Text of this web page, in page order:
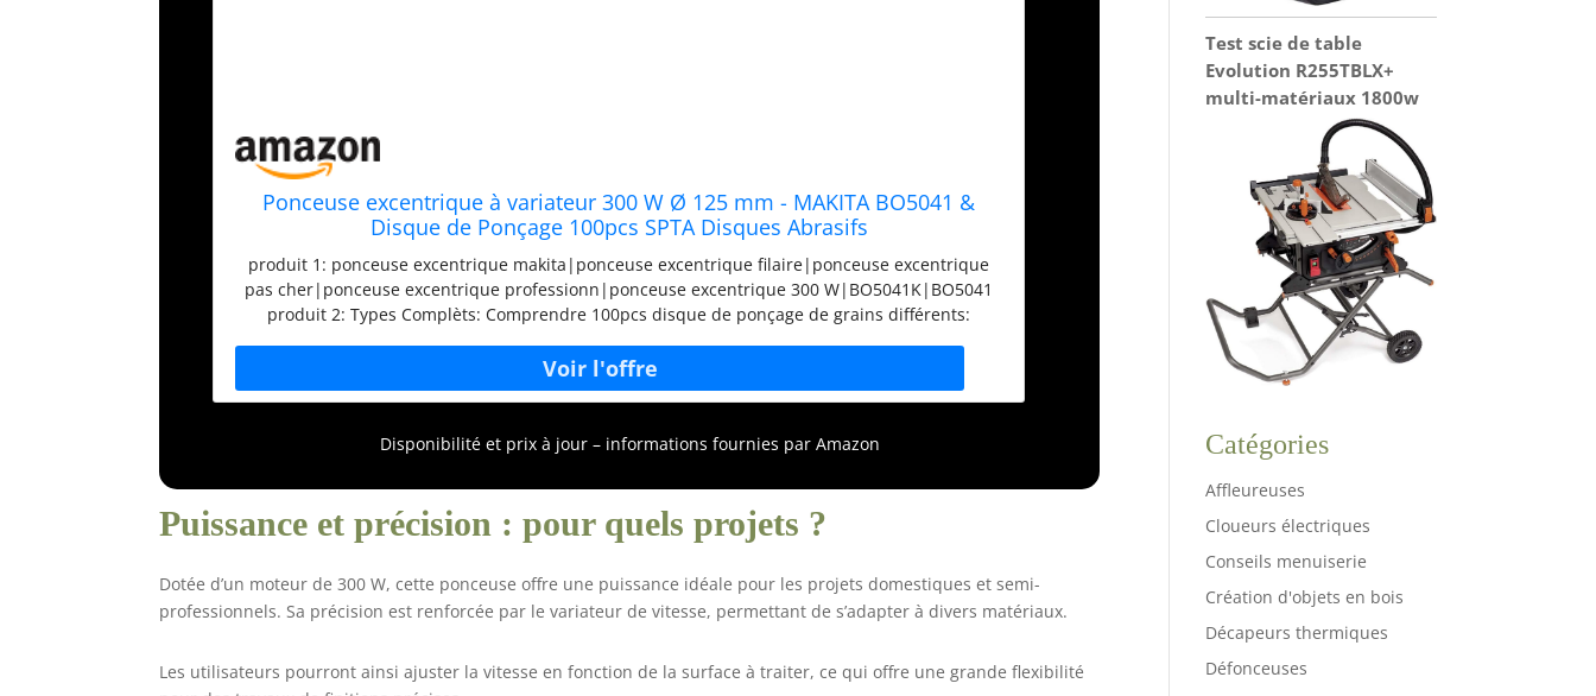
Ponceuse excentrique à variateur 300 W Ø 125 mm - MAKITA BO5041 &
Disque de Ponçage 100pcs SPTA Disques Abrasifs
40/80/120/180/320/600/800/1000/1500/2000 Grain Taille
produit 1: ponceuse excentrique makita|ponceuse excentrique filaire|ponceuse excentrique
pas cher|ponceuse excentrique professionn|ponceuse excentrique 300 W|BO5041K|BO5041
produit 2: Types Complèts: Comprendre 100pcs disque de ponçage de grains différents:
exigences de polissage sont remplies produit 2: Haute Qualité: Disque de ponçage est équipé
d’une base de papier D-class épais, fait d'alumine de haute qualité avec du sable résistant à
2: Facile à Changer - Le inverse durable rend le changement de disque de ponçage plus facil et
Applicable: Convient pour le meulage et le polissage du métal, du non-métal, du bois, du
caoutchouc, du cuir, des plastiques, de la pierre, du verre et d'autres matériaux. Très pratique
et vous pouvez commander selon vos besoins
Disponibilité et prix à jour – informations fournies par Amazon
Puissance et précision : pour quels projets ?
Dotée d’un moteur de 300 W, cette ponceuse offre une puissance idéale pour les projets domestiques et semi-
professionnels. Sa précision est renforcée par le variateur de vitesse, permettant de s’adapter à divers matériaux.
Les utilisateurs pourront ainsi ajuster la vitesse en fonction de la surface à traiter, ce qui offre une grande flexibilité
Test scie de table
Evolution R255TBLX+
multi-matériaux 1800w
Catégories
Affleureuses
Cloueurs électriques
Conseils menuiserie
Création d'objets en bois
Décapeurs thermiques
Défonceuses